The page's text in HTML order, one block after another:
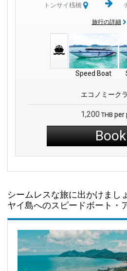
トンサイ桟橋
旅行の詳細
Speed Boat
エコノミーク
1,200 THB per
Book
シームレスな旅に出かけまし
ヤイ島へのスピードボート・